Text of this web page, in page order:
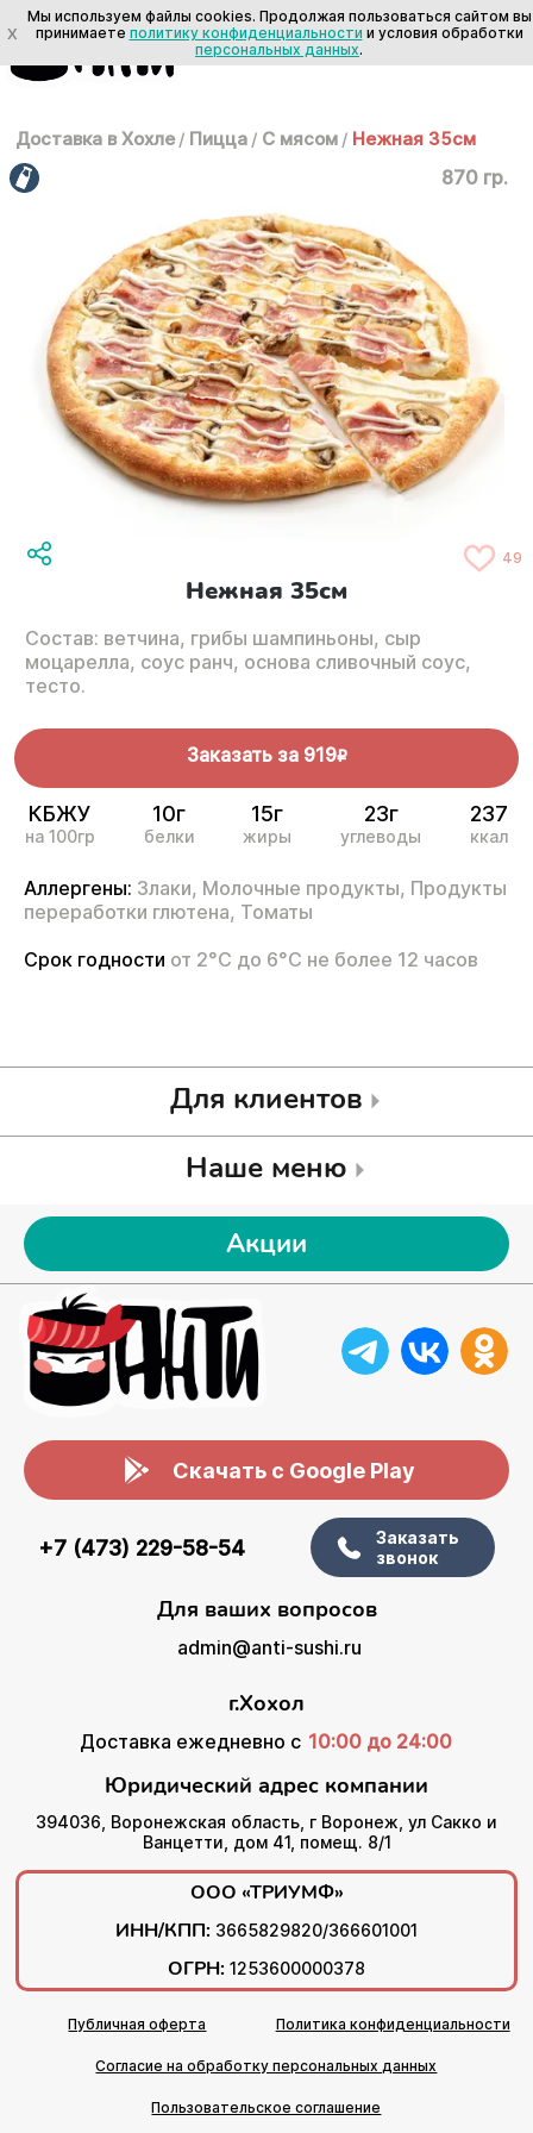
Доставка в Хохле / Пицца / С мясом / Нежная 35см
870 гр.
49
Нежная 35см
Состав: ветчина, грибы шампиньоны, сыр
моцарелла, соус ранч, основа сливочный соус,
тесто.
Заказать за 919R
КБЖУ
на 100гр
10г
белки
15г
жиры
23г
углеводы
237
ккал
Аллергены: Злаки, Молочные продукты, Продукты
переработки глютена, Томаты
Срок годности от 2°С до 6°С не более 12 часов
Для клиентов
Наше меню
Акции
Скачать с Google Play
+7 (473) 229-58-54
Заказать
звонок
Для ваших вопросов
admin@anti-sushi.ru
г.Хохол
Доставка ежедневно с 10:00 до 24:00
Юридический адрес компании
394036, Воронежская область, г Воронеж, ул Сакко и
Ванцетти, дом 41, помещ. 8/1
ООО «ТРИУМФ»
ИНН/КПП: 3665829820/366601001
ОГРН: 1253600000378
Публичная оферта Политика конфиденциальности
Согласие на обработку персональных данных
Пользовательское соглашение
X
Мы используем файлы cookies. Продолжая пользоваться сайтом вы
принимаете политику конфиденциальности и условия обработки
персональных данных.